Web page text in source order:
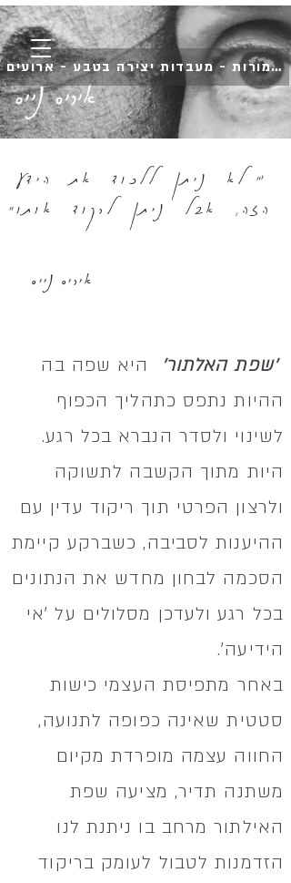
איריס נייס השמורות - מעבדות יצירה בטבע - ארועים
'"לא ניתן ללכוד את הידע
הזה, אבל ניתן לרקוד אותו"
איריס נייס
'שפת האלתור'
היא שפה בה
ההיות נתפס כתהליך הכפוף
לשינוי ולסדר הנברא בכל רגע.
היות מתוך הקשבה לתשוקה
ולרצון הפרטי תוך ריקוד עדין עם
ההיענות לסביבה, כשברקע קיימת
הסכמה לבחון מחדש את הנתונים
בכל רגע ולעדכן מסלולים על 'אי
הידיעה'.
באחר מתפיסת העצמי כישות
סטטית שאינה כפופה לתנועה,
החווה עצמה מופרדת מקיום
משתנה תדיר, מציעה שפת
האילתור מרחב בו ניתנת לנו
הזדמנות לטבול לעומק בריקוד